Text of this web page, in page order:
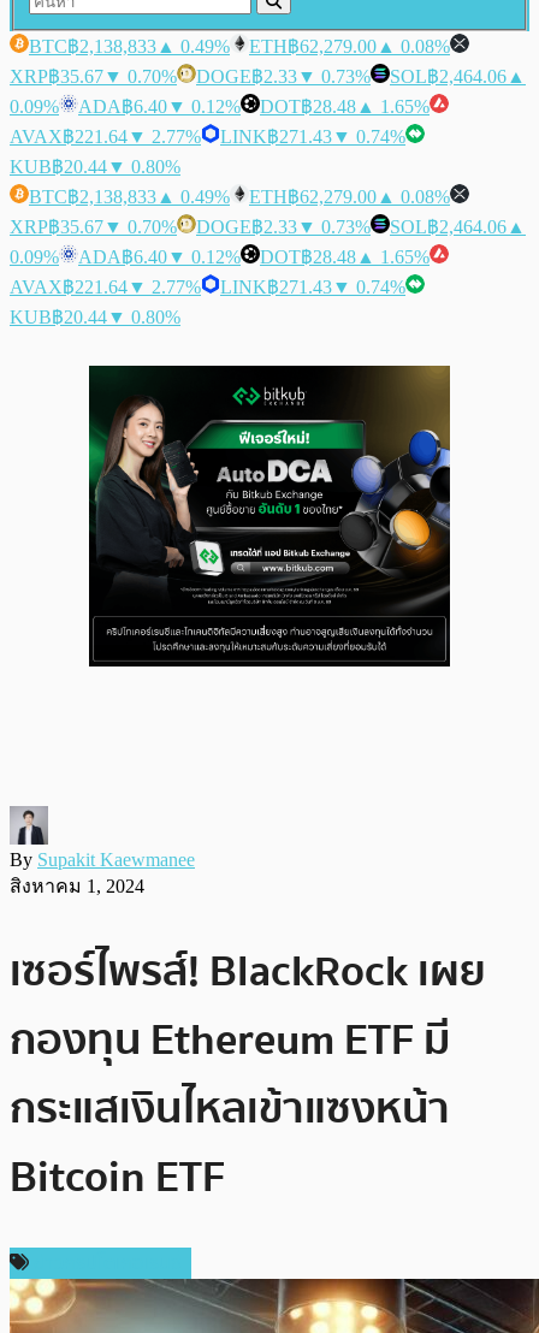
BTC฿2,138,833 ▲ 0.49% ETH฿62,279.00 ▲ 0.08%
XRP฿35.67▼ 0.70% DOGE฿2.33▼ 0.73% SOL฿2,464.06 ▲
0.09%
ADA฿6.40▼ 0.12% DOT฿28.48 ▲ 1.65%
AVAX฿221.64▼ 2.77% LINK฿271.43▼ 0.74%
KUB฿20.44▼ 0.80%
BTC฿2,138,833 ▲ 0.49% ETH฿62,279.00 ▲ 0.08%
XRP฿35.67▼ 0.70% DOGE฿2.33▼ 0.73% SOL฿2,464.06 ▲
0.09%
ADA฿6.40▼ 0.12% DOT฿28.48 ▲ 1.65%
AVAX฿221.64▼ 2.77% LINK฿271.43▼ 0.74%
KUB฿20.44▼ 0.80%
By Supakit Kaewmanee
สิงหาคม 1, 2024
เซอร์ไพรส์! BlackRock เผย
กองทุน Ethereum ETF มี
กระแสเงินไหลเข้าแซงหน้า
Bitcoin ETF